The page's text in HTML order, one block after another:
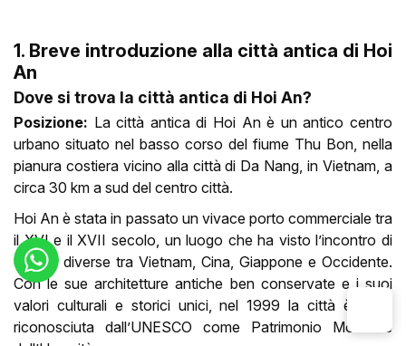
1. Breve introduzione alla città antica di Hoi
An
Dove si trova la città antica di Hoi An?
Posizione: La città antica di Hoi An è un antico centro
urbano situato nel basso corso del fiume Thu Bon, nella
pianura costiera vicino alla città di Da Nang, in Vietnam, a
circa 30 km a sud del centro città.
Hoi An è stata in passato un vivace porto commerciale tra
il XVI e il XVII secolo, un luogo che ha visto l’incontro di
culture diverse tra Vietnam, Cina, Giappone e Occidente.
Con le sue architetture antiche ben conservate e i suoi
valori culturali e storici unici, nel 1999 la città è stata
riconosciuta dall’UNESCO come Patrimonio Mondiale